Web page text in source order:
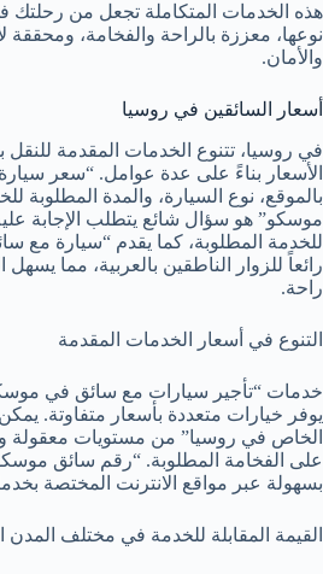
هذه الخدمات المتكاملة تجعل من
نوعها، معززة بالراحة والفخامة،
والأمان.
أسعار السائقين في روسيا
في روسيا، تتنوع الخدمات المقدمة
الأسعار بناءً على عدة عوامل. “سعر
بالموقع، نوع السيارة، والمدة
موسكو” هو سؤال شائع يتطلب الإجابة
للخدمة المطلوبة، كما يقدم “سيارة مع
رائعاً للزوار الناطقين بالعربية، مما
راحة.
التنوع في أسعار الخدمات المقدمة
خدمات “تأجير سيارات مع سائق في
يوفر خيارات متعددة بأسعار متفاوتة.
الخاص في روسيا” من مستويات معقولة
على الفخامة المطلوبة. “رقم سائق
بسهولة عبر مواقع الانترنت المختصة
القيمة المقابلة للخدمة في مختلف المدن